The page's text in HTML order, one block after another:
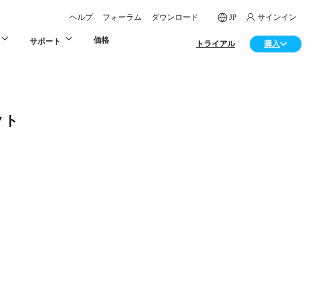
ヘルプ フォーラム ダウンロード JP サインイン
サポート 価格 トライアル 購入